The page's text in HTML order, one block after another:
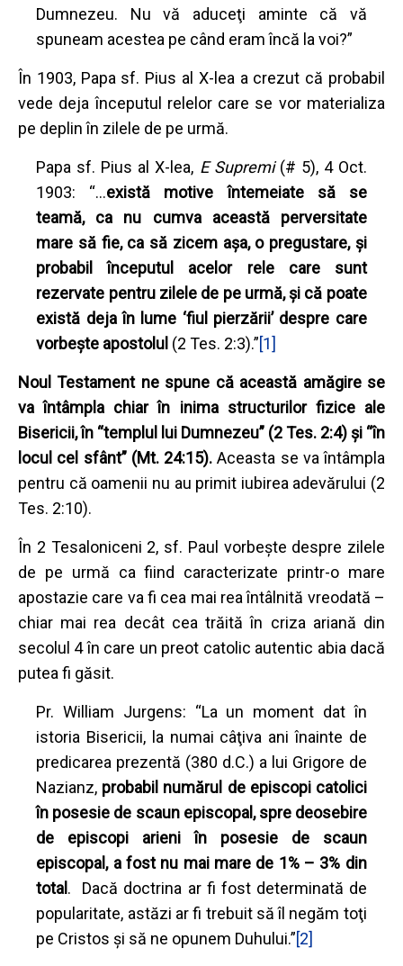
Dumnezeu. Nu vă aduceţi aminte că vă
spuneam acestea pe când eram încă la voi?”
În 1903, Papa sf. Pius al X-lea a crezut că probabil
vede deja începutul relelor care se vor materializa
pe deplin în zilele de pe urmă.
Papa sf. Pius al X-lea, E Supremi(# 5), 4 Oct.
1903: “…există motive întemeiate să se
teamă, ca nu cumva această perversitate
mare să fie, ca să zicem aşa, o pregustare, şi
probabil începutul acelor rele care sunt
rezervate pentru zilele de pe urmă, şi că poate
există deja în lume ‘fiul pierzării’ despre care
vorbeşte apostolul (2 Tes. 2:3).”[1]
Noul Testament ne spune că această amăgire se
va întâmpla chiar în inima structurilor fizice ale
Bisericii, în “templul lui Dumnezeu” (2 Tes. 2:4) şi “în
locul cel sfânt” (Mt. 24:15).Aceasta se va întâmpla
pentru că oamenii nu au primit iubirea adevărului (2
Tes. 2:10).
În 2 Tesaloniceni 2, sf. Paul vorbeşte despre zilele
de pe urmă ca fiind caracterizate printr-o mare
apostazie care va fi cea mai rea întâlnită vreodată –
chiar mai rea decât cea trăită în criza ariană din
secolul 4 în care un preot catolic autentic abia dacă
putea fi găsit.
Pr. William Jurgens: “La un moment dat în
istoria Bisericii, la numai câţiva ani înainte de
predicarea prezentă (380 d.C.) a lui Grigore de
Nazianz, probabil numărul de episcopi catolici
în posesie de scaun episcopal, spre deosebire
de episcopi arieni în posesie de scaun
episcopal, a fost nu mai mare de 1% – 3% din
total .
Dacă doctrina ar fi fost determinată de
popularitate, astăzi ar fi trebuit să îl negăm toţi
pe Cristos şi să ne opunem Duhului.”[2]